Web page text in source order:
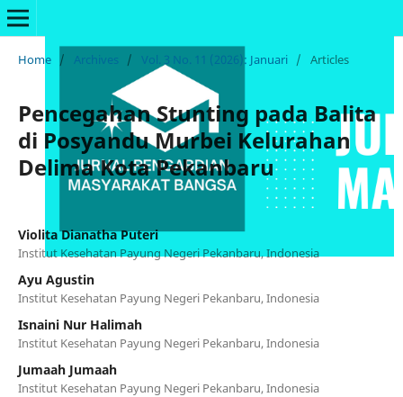
Home / Archives / Vol. 3 No. 11 (2026): Januari / Articles
Pencegahan Stunting pada Balita
di Posyandu Murbei Kelurahan
Delima Kota Pekanbaru
Violita Dianatha Puteri
Institut Kesehatan Payung Negeri Pekanbaru, Indonesia
Ayu Agustin
Institut Kesehatan Payung Negeri Pekanbaru, Indonesia
Isnaini Nur Halimah
Institut Kesehatan Payung Negeri Pekanbaru, Indonesia
Jumaah Jumaah
Institut Kesehatan Payung Negeri Pekanbaru, Indonesia